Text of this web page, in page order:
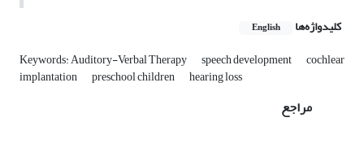
کلیدواژه‌ها English
Keywords: Auditory-Verbal Therapy speech development cochlear
implantation preschool children hearing loss
مراجع